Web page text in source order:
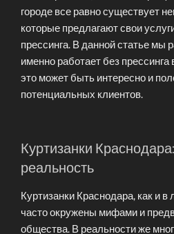
городе все равно существует
которые предлагают свои
прессинга. В данной статье мы
именно работает без
это может быть интересно и
потенциальных клиентов.
Куртизанки
реальность
Куртизанки Краснодара, как и
часто окружены мифами и
общества. В реальности же